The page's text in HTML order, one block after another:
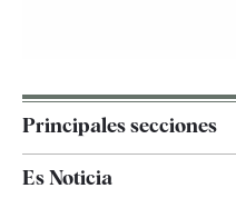
Principales secciones
España
Es Noticia